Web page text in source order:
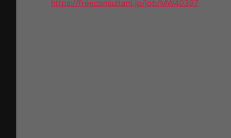
https://freeconsultant.jp/job/MW40397